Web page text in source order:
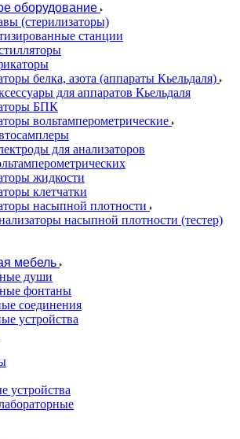
оборудование
(стерилизаторы)
станции
белка, азота (аппараты Кьельдаля)
для аппаратов Кьельдаля
БПК
вольтамперометрические
для анализаторов
жидкости
клетчатки
насыпной плотности
насыпной плотности (тестер)
мебель
души
фонтаны
соединения
устройства
устройства